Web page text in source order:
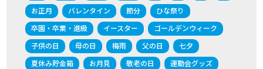
お正月
バレンタイン 節分
ひな祭り
卒園・卒業・進級
イースター
ゴールデンウィーク
子供の日
母の日 梅雨 父の日
七夕
夏休み貯金箱
お月見 敬老の日
運動会グッズ